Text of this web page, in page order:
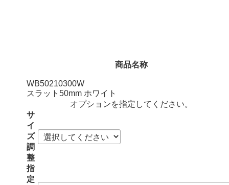
商品名称
WB50210300W
スラット50mm ホワイト
オプションを指定してください。
サ
イ
ズ
調
整
指
定